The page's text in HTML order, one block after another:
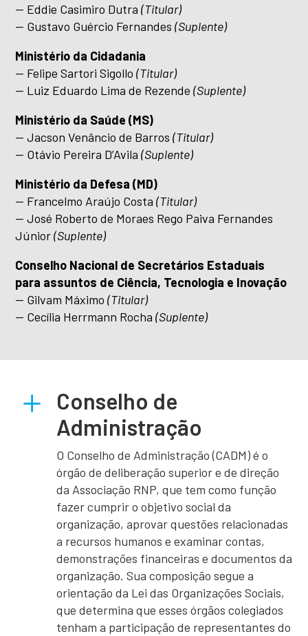
— Eddie Casimiro Dutra(Titular)
— Gustavo Guércio Fernandes(Suplente)
Ministério da Cidadania
— Felipe Sartori Sigollo(Titular)
— Luiz Eduardo Lima de Rezende(Suplente)
Ministério da Saúde (MS)
— Jacson Venâncio de Barros(Titular)
— Otávio Pereira D’Avila(Suplente)
Ministério da Defesa (MD)
— Francelmo Araújo Costa(Titular)
— José Roberto de Moraes Rego Paiva Fernandes
Júnior(Suplente)
Conselho Nacional de Secretários Estaduais
para assuntos de Ciência, Tecnologia e Inovação
— Gilvam Máximo(Titular)
— Cecília Herrmann Rocha(Suplente)
L
Conselho de
Administração
O Conselho de Administração (CADM) é o
órgão de deliberação superior e de direção
da Associação RNP, que tem como função
fazer cumprir o objetivo social da
organização, aprovar questões relacionadas
a recursos humanos e examinar contas,
demonstrações financeiras e documentos da
organização. Sua composição segue a
orientação da Lei das Organizações Sociais,
que determina que esses órgãos colegiados
tenham a participação de representantes do